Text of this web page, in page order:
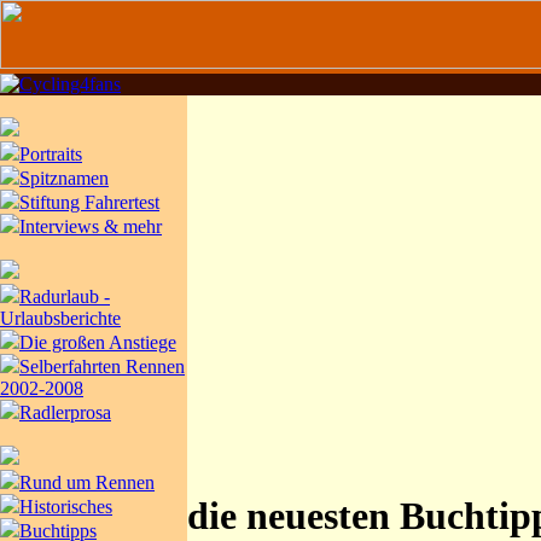
Portraits
Spitznamen
Stiftung Fahrertest
Interviews & mehr
Radurlaub -
Urlaubsberichte
Die großen Anstiege
Selberfahrten Rennen
2002-2008
Radlerprosa
Rund um Rennen
Historisches
Buchtipps
die neuesten